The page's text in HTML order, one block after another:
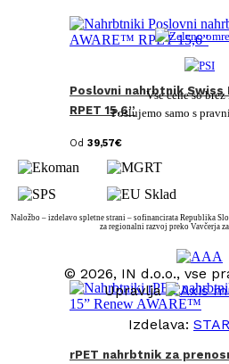
Poslovni nahrbtnik Swiss
RPET 15,6”
Od 39,57€
rPET nahrbtnik za
Vse cene so brez
Poslujemo samo s
Naložbo – izdelavo spletne strani – sofinancirata Republika
za regionalni razvoj preko Vavčerja
© 2026, IN d.o.o., vse
Upravlja
Izdelava: